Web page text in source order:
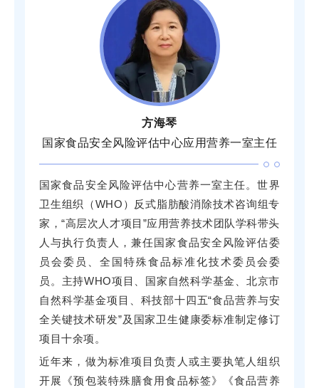
方海琴
国家食品安全风险评估中心应用营养一室主任
国家食品安全风险评估中心营养一室主任。世界
卫生组织（WHO）反式脂肪酸消除技术咨询组专
家，“高层次人才项目”应用营养技术团队学科带头
人与执行负责人，兼任国家食品安全风险评估委
员会委员、全国特殊食品标准化技术委员会委
员。主持WHO项目、国家自然科学基金、北京市
自然科学基金项目、科技部十四五“食品营养与安
全关键技术研发”及国家卫生健康委标准制定修订
项目十余项。
近年来，做为标准项目负责人或主要执笔人组织
开展《预包装特殊膳食用食品标签》《食品营养